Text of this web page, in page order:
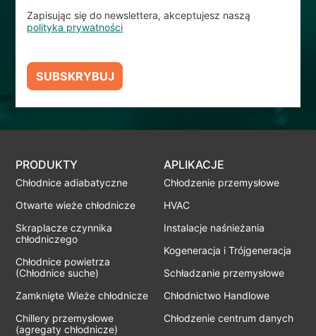
Zapisując się do newslettera, akceptujesz naszą
polityka prywatności
SUBSKRYBUJ
PRODUKTY
Chłodnice adiabatyczne
Otwarte wieże chłodnicze
Skraplacze czynnika
chłodniczego
Chłodnice powietrza
(Chłodnice suche)
Zamknięte Wieże chłodnicze
Chillery przemysłowe
(agregaty chłodnicze)
APLIKACJE
Chłodzenie przemysłowe
HVAC
Instalacje naśnieżania
Kogeneracja i Trójgeneracja
Schładzanie przemysłowe
Chłodnictwo Handlowe
Chłodzenie centrum danych